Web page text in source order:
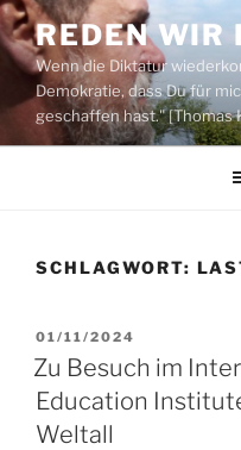
Zum
Inhalt
springen
REDEN WIR
Wenn die Diktatur
Demokratie, dass Du für
geschaffen hast." [Thomas
SCHLAGWORT:
VERÖFFENTLICHT
AM
01/11/2024
Zu Besuch im
Education
Weltall